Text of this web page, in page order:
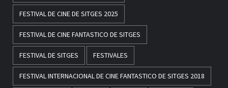
FESTIVAL DE CINE DE SITGES 2025
FESTIVAL DE CINE FANTASTICO DE SITGES
FESTIVAL DE SITGES FESTIVALES
FESTIVAL INTERNACIONAL DE CINE FANTASTICO DE SITGES 2018